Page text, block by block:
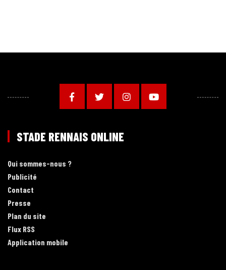
STADE RENNAIS ONLINE
Qui sommes-nous ?
Publicité
Contact
Presse
Plan du site
Flux RSS
Application mobile